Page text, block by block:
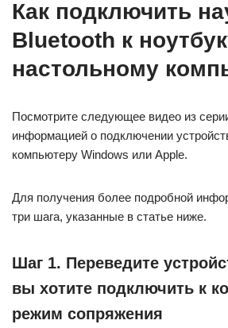
Как подключить
Bluetooth к
настольному
Посмотрите следующее видео из
информацией о подключении
компьютеру Windows или Apple.
Для получения более подробной
три шага, указанные в статье ниже.
Шаг 1. Переведите
вы хотите подключить к
режим сопряжения